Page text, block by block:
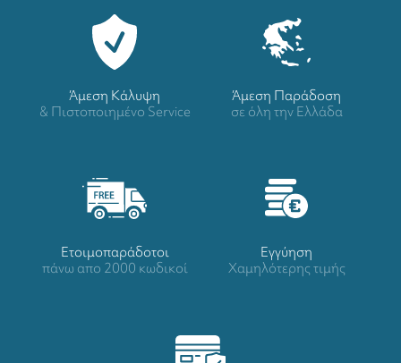
Άμεση Κάλυψη
& Πιστοποιημένο Service
Άμεση Παράδοση
σε όλη την Ελλάδα
Ετοιμοπαράδοτοι
πάνω απο 2000 κωδικοί
Eγγύηση
Χαμηλότερης τιμής